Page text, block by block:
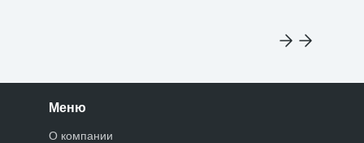
Меню
О компании